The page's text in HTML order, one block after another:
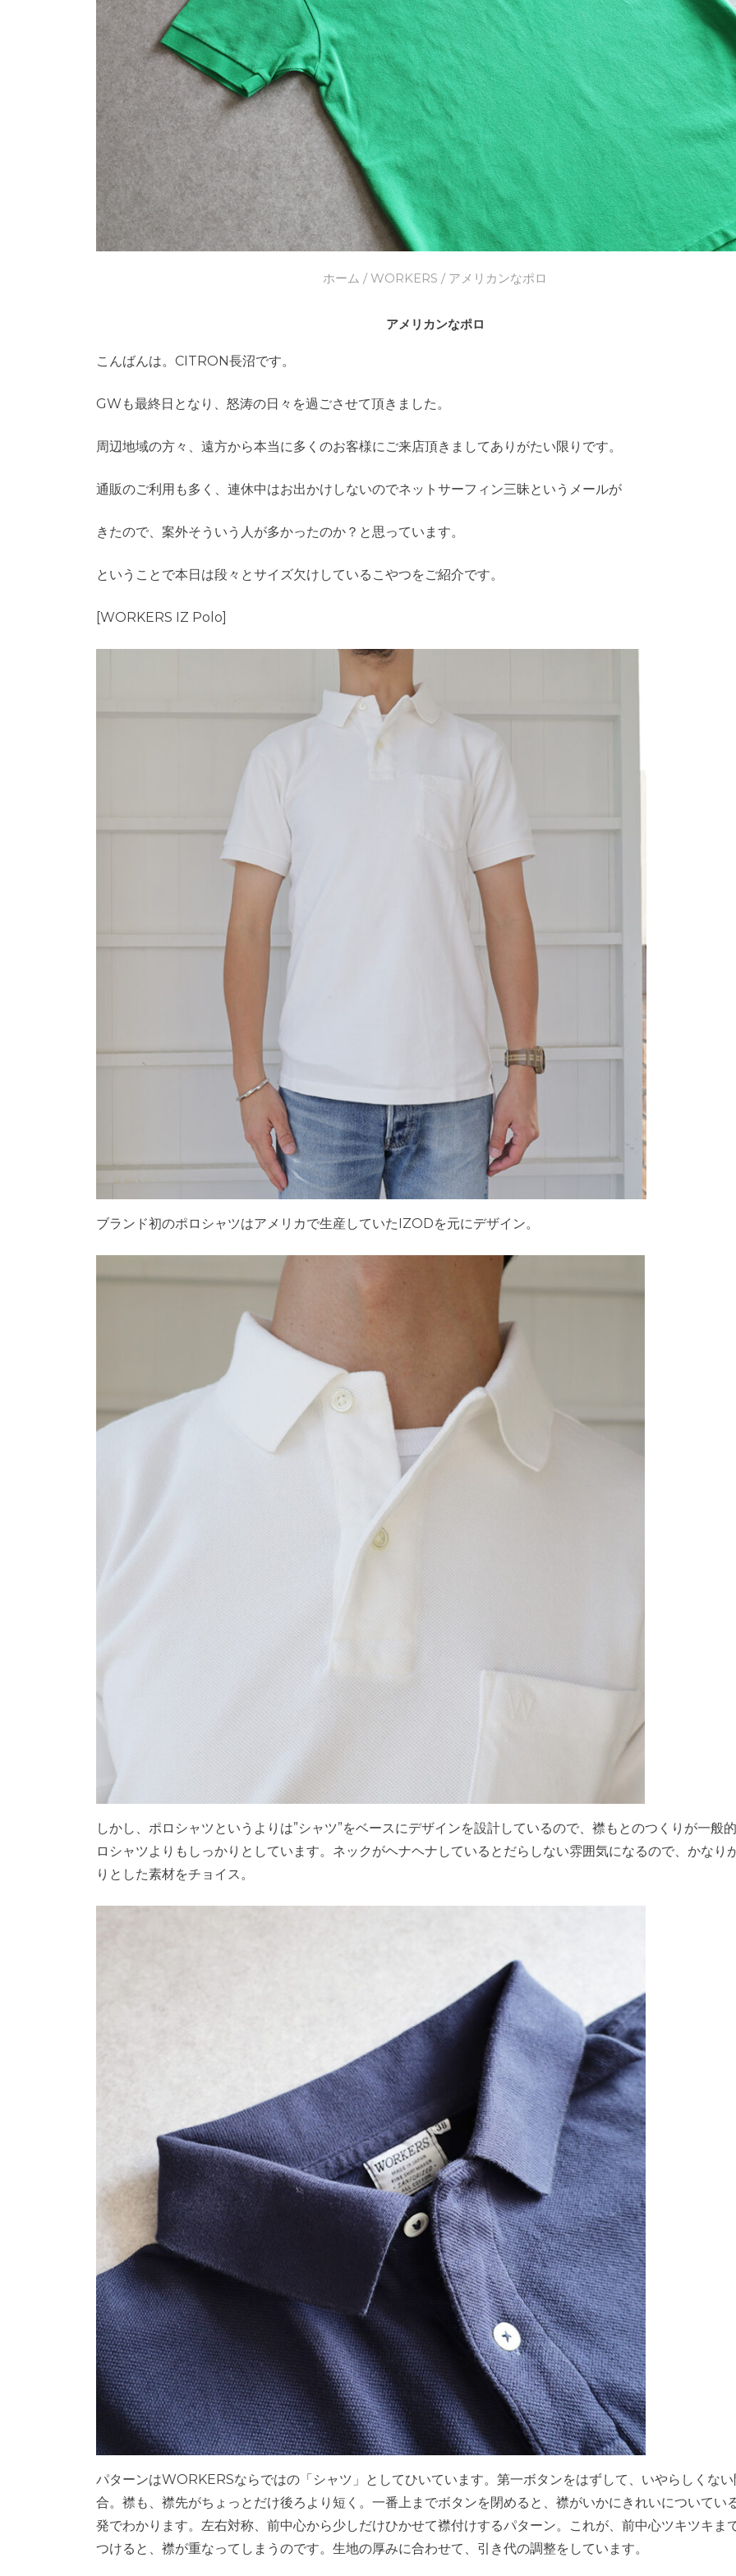
ホーム /WORKERS / アメリカンなポロ
アメリカンなポロ
こんばんは。CITRON長沼です。
GWも最終日となり、怒涛の日々を過ごさせて頂きました。
周辺地域の方々、遠方から本当に多くのお客様にご来店頂きましてありがたい限りです。
通販のご利用も多く、連休中はお出かけしないのでネットサーフィン三昧というメールが
きたので、案外そういう人が多かったのか？と思っています。
ということで本日は段々とサイズ欠けしているこやつをご紹介です。
[WORKERS IZ Polo]
ブランド初のポロシャツはアメリカで生産していたIZODを元にデザイン。
しかし、ポロシャツというよりは”シャツ”をベースにデザインを設計しているので、襟もとのつくりが一般
ロシャツよりもしっかりとしています。ネックがヘナヘナしているとだらしない雰囲気になるので、かなり
りとした素材をチョイス。
パターンはWORKERSならではの「シャツ」としてひいています。第一ボタンをはずして、いやらしくな
合。襟も、襟先がちょっとだけ後ろより短く。一番上までボタンを閉めると、襟がいかにきれいについてい
発でわかります。左右対称、前中心から少しだけひかせて襟付けするパターン。これが、前中心ツキツキま
つけると、襟が重なってしまうのです。生地の厚みに合わせて、引き代の調整をしています。